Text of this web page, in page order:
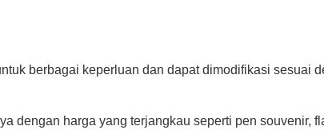
berbagai keperluan dan dapat dimodifikasi sesuai
dengan harga yang terjangkau seperti pen souvenir,